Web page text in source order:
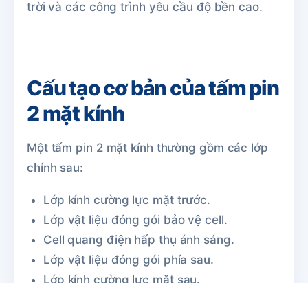
trời và các công trình yêu cầu độ bền cao.
Cấu tạo cơ bản của tấm pin
2 mặt kính
Một tấm pin 2 mặt kính thường gồm các lớp
chính sau:
Lớp kính cường lực mặt trước.
Lớp vật liệu đóng gói bảo vệ cell.
Cell quang điện hấp thụ ánh sáng.
Lớp vật liệu đóng gói phía sau.
Lớp kính cường lực mặt sau.